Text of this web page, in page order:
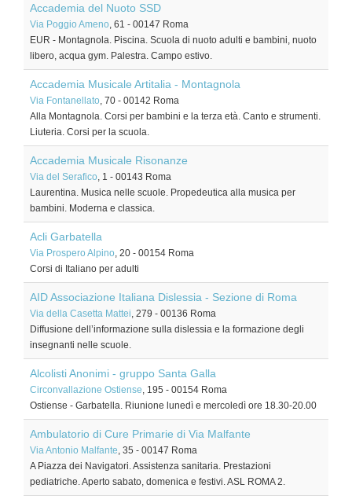
Accademia del Nuoto SSD
Via Poggio Ameno, 61 - 00147 Roma
EUR - Montagnola. Piscina. Scuola di nuoto adulti e bambini, nuoto
libero, acqua gym. Palestra. Campo estivo.
Accademia Musicale Artitalia - Montagnola
Via Fontanellato, 70 - 00142 Roma
Alla Montagnola. Corsi per bambini e la terza età. Canto e strumenti.
Liuteria. Corsi per la scuola.
Accademia Musicale Risonanze
Via del Serafico, 1 - 00143 Roma
Laurentina. Musica nelle scuole. Propedeutica alla musica per
bambini. Moderna e classica.
Acli Garbatella
Via Prospero Alpino, 20 - 00154 Roma
Corsi di Italiano per adulti
AID Associazione Italiana Dislessia - Sezione di Roma
Via della Casetta Mattei, 279 - 00136 Roma
Diffusione dell’informazione sulla dislessia e la formazione degli
insegnanti nelle scuole.
Alcolisti Anonimi - gruppo Santa Galla
Circonvallazione Ostiense, 195 - 00154 Roma
Ostiense - Garbatella. Riunione lunedì e mercoledì ore 18.30-20.00
Ambulatorio di Cure Primarie di Via Malfante
Via Antonio Malfante, 35 - 00147 Roma
A Piazza dei Navigatori. Assistenza sanitaria. Prestazioni
pediatriche. Aperto sabato, domenica e festivi. ASL ROMA 2.